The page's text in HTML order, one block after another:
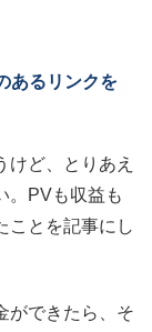
あるリンクを
けど、とりあえ
。PVも収益も
ことを記事にし
ができたら、そ